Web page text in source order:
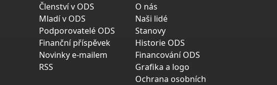
Členství v ODS
Mladí v ODS
Podporovatelé ODS
Finanční příspěvek
Novinky e-mailem
RSS
O nás
Naši lidé
Stanovy
Historie ODS
Financování ODS
Grafika a logo
Ochrana osobních